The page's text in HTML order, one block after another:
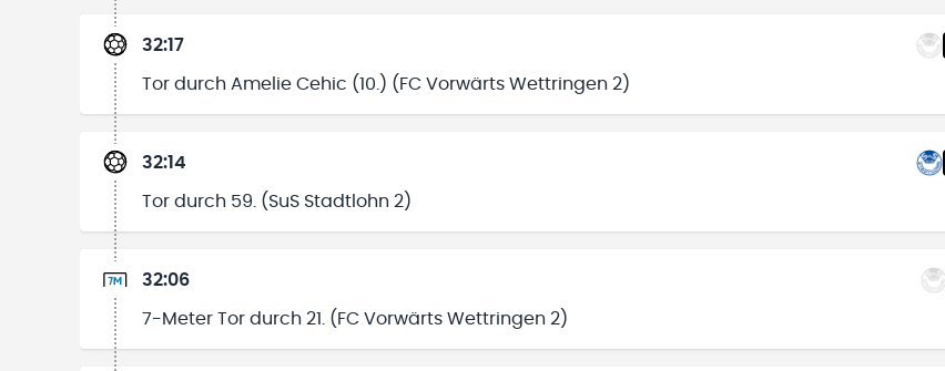
32:17
Tor durch Amelie Cehic (10.) (FC Vorwärts Wettringen 2)
32:14
Tor durch 59. (SuS Stadtlohn 2)
32:06
7-Meter Tor durch 21. (FC Vorwärts Wettringen 2)